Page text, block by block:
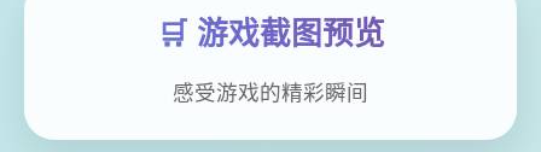
🛒 游戏截图预览
感受游戏的精彩瞬间